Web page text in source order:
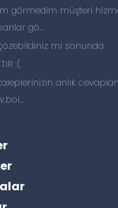
görmedim müşteri
gö...
mi sonunda
:(
anlık